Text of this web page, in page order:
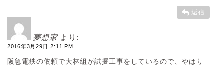
返信
夢想家 より:
2016年3月29日 2:11 PM
阪急電鉄の依頼で大林組が試掘工事をしているので、やはり